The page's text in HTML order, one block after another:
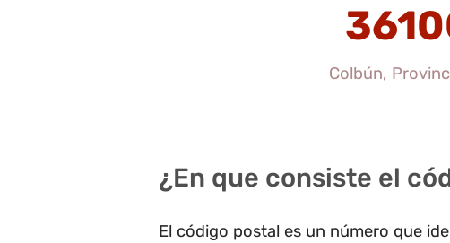
Colbún,
¿En que consiste el
El código postal es un número que